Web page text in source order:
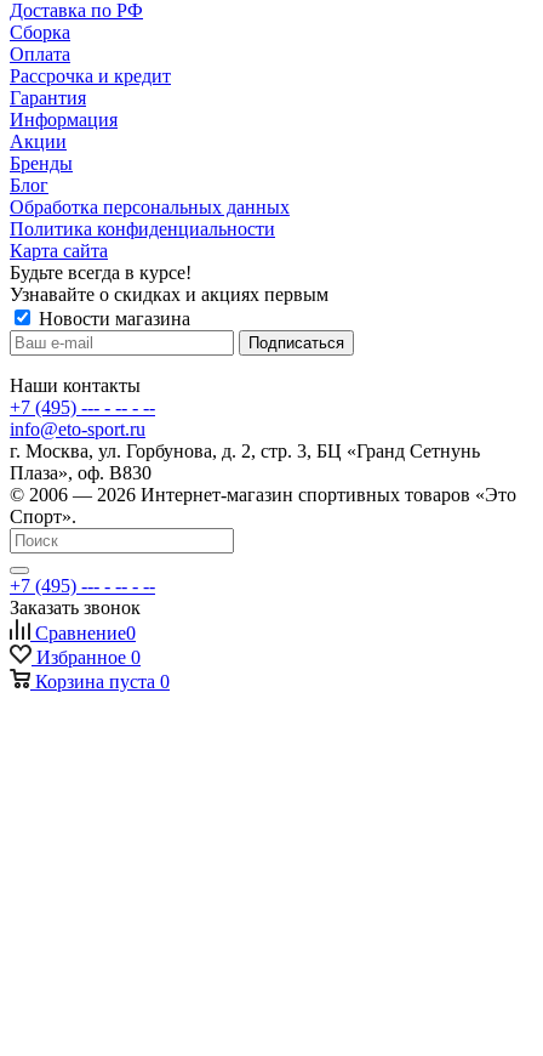
Доставка по РФ
Сборка
Оплата
Рассрочка и кредит
Гарантия
Информация
Акции
Бренды
Блог
Обработка персональных данных
Политика конфиденциальности
Карта сайта
Будьте всегда в курсе!
Узнавайте о скидках и акциях первым
Новости магазина
Наши контакты
+7 (495) --- - -- - --
info@eto-sport.ru
г. Москва, ул. Горбунова, д. 2, стр. 3, БЦ «Гранд Сетнунь
Плаза», оф. В830
© 2006 — 2026 Интернет-магазин спортивных товаров «Это
Спорт».
+7 (495) --- - -- - --
Заказать звонок
Сравнение0
Избранное 0
Корзина пуста 0